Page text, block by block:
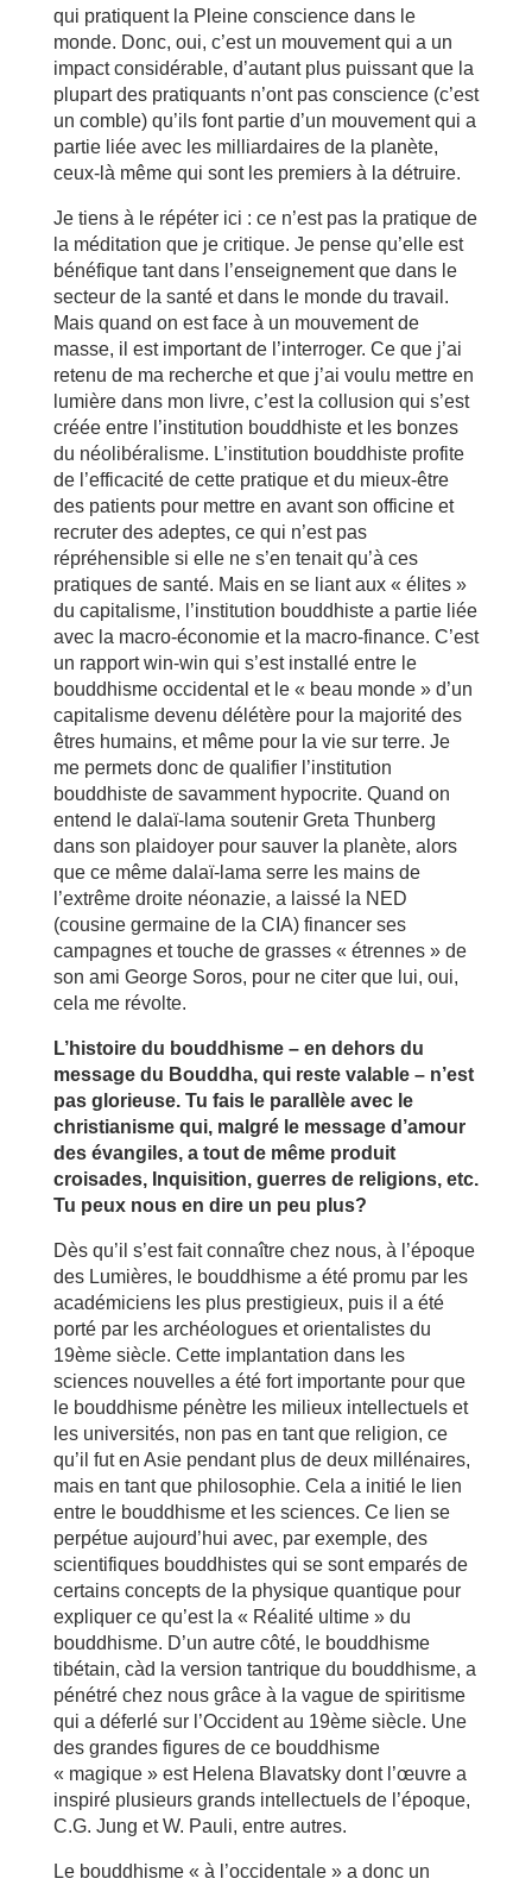
qui pratiquent la Pleine conscience dans le
monde. Donc, oui, c’est un mouvement qui a un
impact considérable, d’autant plus puissant que la
plupart des pratiquants n’ont pas conscience (c’est
un comble) qu’ils font partie d’un mouvement qui a
partie liée avec les milliardaires de la planète,
ceux-là même qui sont les premiers à la détruire.
Je tiens à le répéter ici : ce n’est pas la pratique de
la méditation que je critique. Je pense qu’elle est
bénéfique tant dans l’enseignement que dans le
secteur de la santé et dans le monde du travail.
Mais quand on est face à un mouvement de
masse, il est important de l’interroger. Ce que j’ai
retenu de ma recherche et que j’ai voulu mettre en
lumière dans mon livre, c’est la collusion qui s’est
créée entre l’institution bouddhiste et les bonzes
du néolibéralisme. L’institution bouddhiste profite
de l’efficacité de cette pratique et du mieux-être
des patients pour mettre en avant son officine et
recruter des adeptes, ce qui n’est pas
répréhensible si elle ne s’en tenait qu’à ces
pratiques de santé. Mais en se liant aux « élites »
du capitalisme, l’institution bouddhiste a partie liée
avec la macro-économie et la macro-finance. C’est
un rapport win-win qui s’est installé entre le
bouddhisme occidental et le « beau monde » d’un
capitalisme devenu délétère pour la majorité des
êtres humains, et même pour la vie sur terre. Je
me permets donc de qualifier l’institution
bouddhiste de savamment hypocrite. Quand on
entend le dalaï-lama soutenir Greta Thunberg
dans son plaidoyer pour sauver la planète, alors
que ce même dalaï-lama serre les mains de
l’extrême droite néonazie, a laissé la NED
(cousine germaine de la CIA) financer ses
campagnes et touche de grasses « étrennes » de
son ami George Soros, pour ne citer que lui, oui,
cela me révolte.
L’histoire du bouddhisme – en dehors du
message du Bouddha, qui reste valable – n’est
pas glorieuse. Tu fais le parallèle avec le
christianisme qui, malgré le message d’amour
des évangiles, a tout de même produit
croisades, Inquisition, guerres de religions, etc.
Tu peux nous en dire un peu plus?
Dès qu’il s’est fait connaître chez nous, à l’époque
des Lumières, le bouddhisme a été promu par les
académiciens les plus prestigieux, puis il a été
porté par les archéologues et orientalistes du
19ème siècle. Cette implantation dans les
sciences nouvelles a été fort importante pour que
le bouddhisme pénètre les milieux intellectuels et
les universités, non pas en tant que religion, ce
qu’il fut en Asie pendant plus de deux millénaires,
mais en tant que philosophie. Cela a initié le lien
entre le bouddhisme et les sciences. Ce lien se
perpétue aujourd’hui avec, par exemple, des
scientifiques bouddhistes qui se sont emparés de
certains concepts de la physique quantique pour
expliquer ce qu’est la « Réalité ultime » du
bouddhisme. D’un autre côté, le bouddhisme
tibétain, càd la version tantrique du bouddhisme, a
pénétré chez nous grâce à la vague de spiritisme
qui a déferlé sur l’Occident au 19ème siècle. Une
des grandes figures de ce bouddhisme
« magique » est Helena Blavatsky dont l’œuvre a
inspiré plusieurs grands intellectuels de l’époque,
C.G. Jung et W. Pauli, entre autres.
Le bouddhisme « à l’occidentale » a donc un